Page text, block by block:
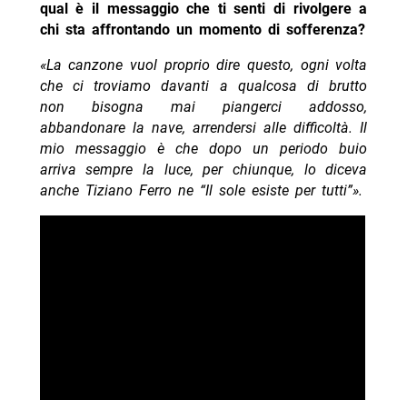
qual è il messaggio che ti senti di rivolgere a
chi sta affrontando un momento di sofferenza?
«La canzone vuol proprio dire questo, ogni volta
che ci troviamo davanti a qualcosa di brutto
non bisogna mai piangerci addosso,
abbandonare la nave, arrendersi alle difficoltà. Il
mio messaggio è che dopo un periodo buio
arriva sempre la luce, per chiunque, lo diceva
anche Tiziano Ferro ne “Il sole esiste per tutti”».